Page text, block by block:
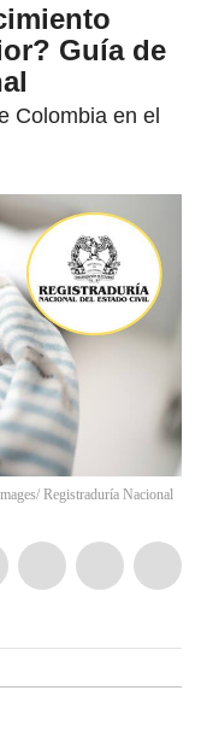
Guía de
Colombia en el
Registraduría Nacional